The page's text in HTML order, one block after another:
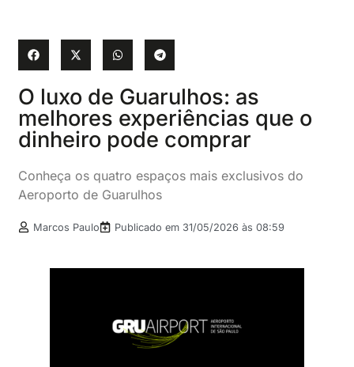
O luxo de Guarulhos: as
melhores experiências que o
dinheiro pode comprar
Conheça os quatro espaços mais exclusivos do
Aeroporto de Guarulhos
Marcos Paulo Publicado em 31/05/2026 às 08:59